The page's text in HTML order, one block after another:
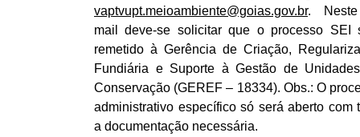
vaptvupt.meioambiente@goias.gov.br.
mail deve-se solicitar que o processo SEI
remetido à Gerência de Criação,
Fundiária e Suporte à Gestão de
Conservação (GEREF – 18334). Obs.: O
administrativo específico só será aberto com
a documentação necessária.